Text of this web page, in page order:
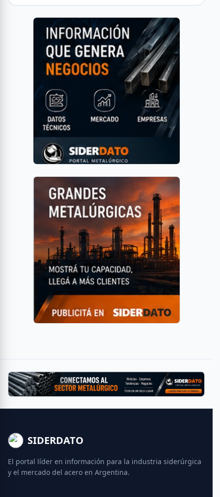
SIDERDATO
El portal líder en información para la industria siderúrgica
y el mercado del acero en Argentina.